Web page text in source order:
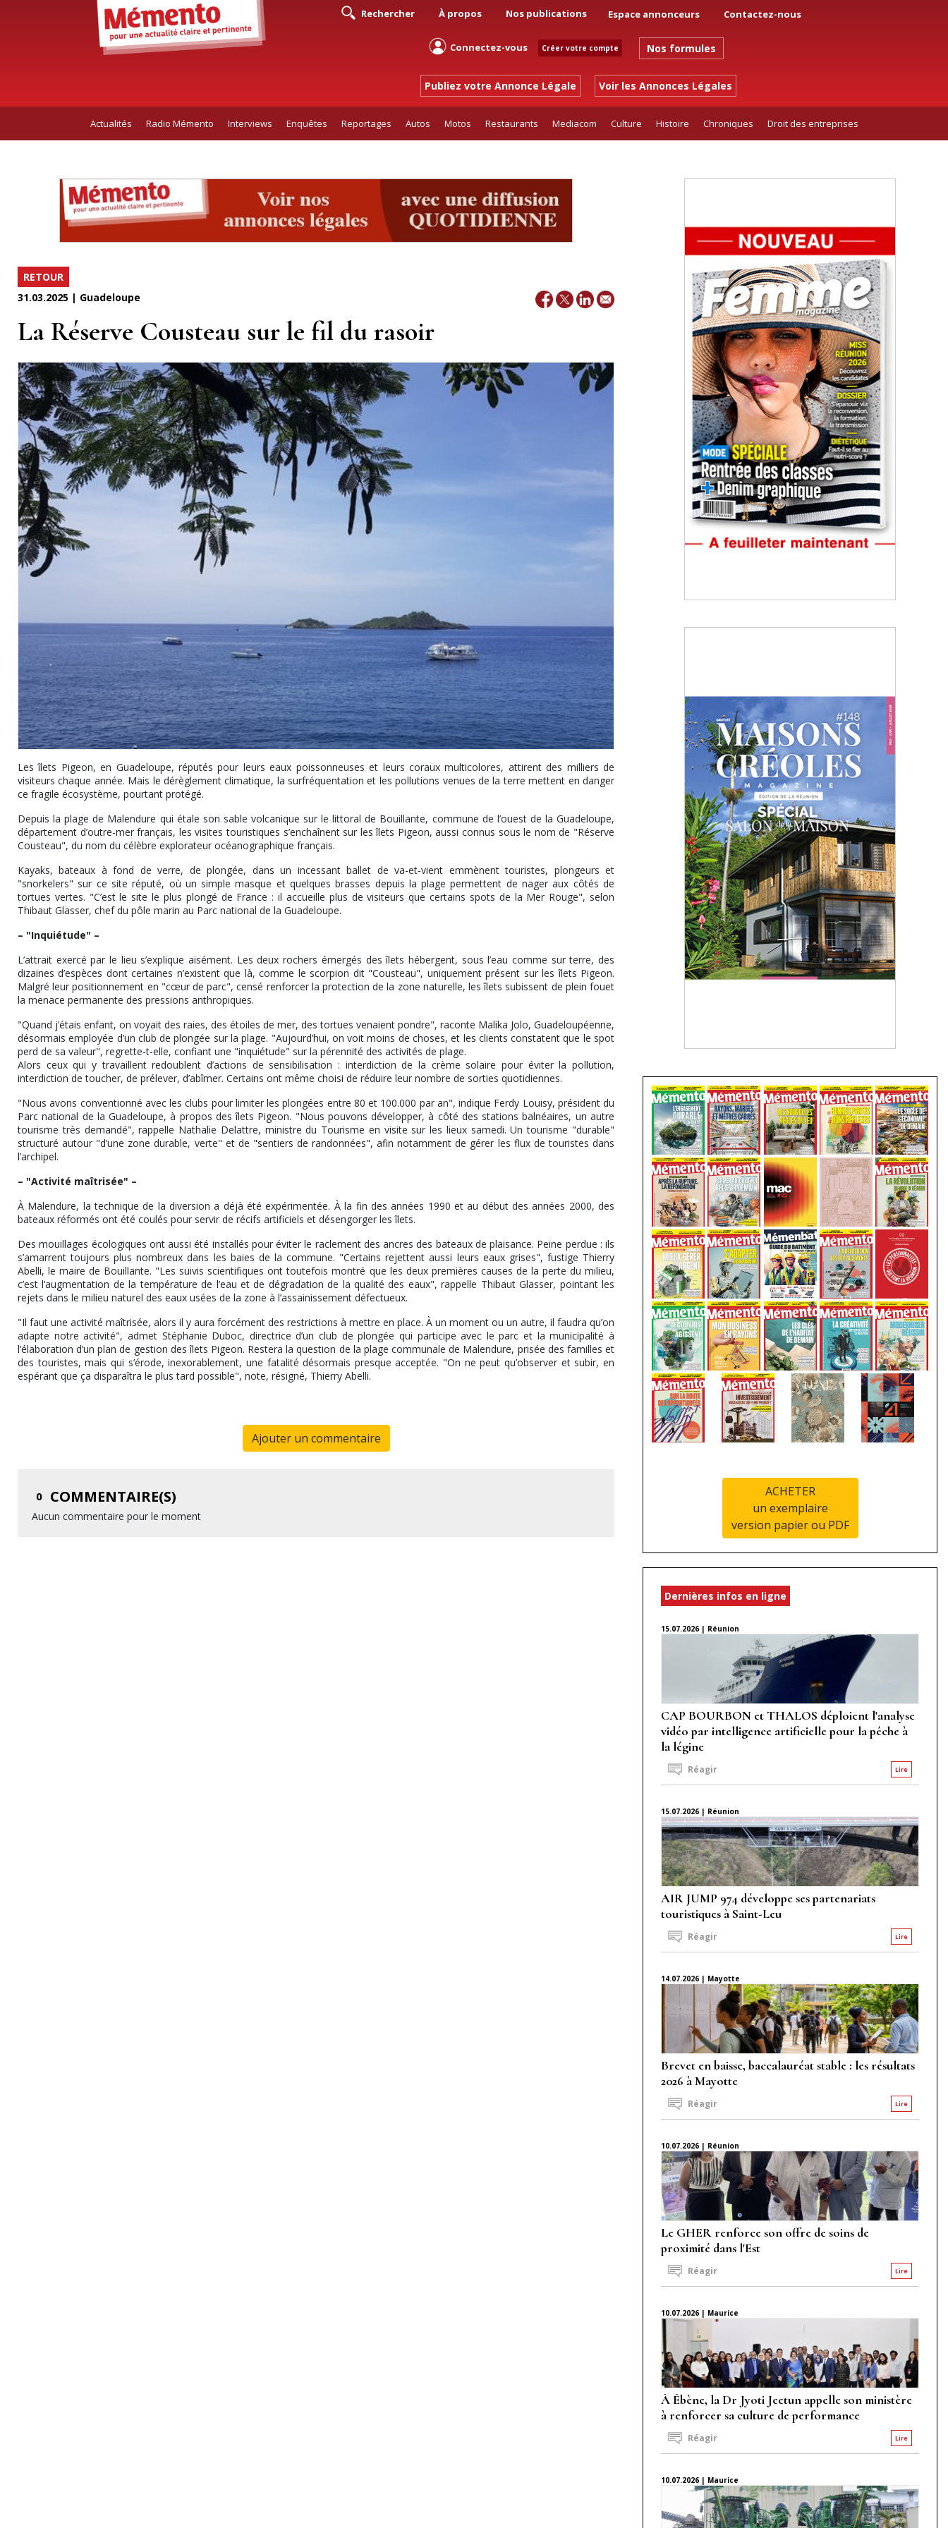
Rechercher À propos Nos publications Espace annonceurs Contactez-nous
Connectez-vous Créer votre compte Nos formules
Publiez votre Annonce Légale Voir les Annonces Légales
Actualités Radio Mémento Interviews Enquêtes Reportages Autos Motos Restaurants Mediacom Culture Histoire Chroniques Droit des entreprises
RETOUR
31.03.2025 | Guadeloupe
La Réserve Cousteau sur le fil du rasoir
Les îlets Pigeon, en Guadeloupe, réputés pour leurs eaux poissonneuses et leurs coraux multicolores, attirent des milliers de
visiteurs chaque année. Mais le dérèglement climatique, la surfréquentation et les pollutions venues de la terre mettent en danger
ce fragile écosystème, pourtant protégé.
Depuis la plage de Malendure qui étale son sable volcanique sur le littoral de Bouillante, commune de l’ouest de la Guadeloupe,
département d’outre-mer français, les visites touristiques s’enchaînent sur les îlets Pigeon, aussi connus sous le nom de "Réserve
Cousteau", du nom du célèbre explorateur océanographique français.
Kayaks, bateaux à fond de verre, de plongée, dans un incessant ballet de va-et-vient emmènent touristes, plongeurs et
"snorkelers" sur ce site réputé, où un simple masque et quelques brasses depuis la plage permettent de nager aux côtés de
tortues vertes. "C’est le site le plus plongé de France : il accueille plus de visiteurs que certains spots de la Mer Rouge", selon
Thibaut Glasser, chef du pôle marin au Parc national de la Guadeloupe.
– "Inquiétude" –
L’attrait exercé par le lieu s’explique aisément. Les deux rochers émergés des îlets hébergent, sous l’eau comme sur terre, des
dizaines d’espèces dont certaines n’existent que là, comme le scorpion dit "Cousteau", uniquement présent sur les îlets Pigeon.
Malgré leur positionnement en "cœur de parc", censé renforcer la protection de la zone naturelle, les îlets subissent de plein fouet
la menace permanente des pressions anthropiques.
"Quand j’étais enfant, on voyait des raies, des étoiles de mer, des tortues venaient pondre", raconte Malika Jolo, Guadeloupéenne,
désormais employée d’un club de plongée sur la plage. "Aujourd’hui, on voit moins de choses, et les clients constatent que le spot
perd de sa valeur", regrette-t-elle, confiant une "inquiétude" sur la pérennité des activités de plage.
Alors ceux qui y travaillent redoublent d’actions de sensibilisation : interdiction de la crème solaire pour éviter la pollution,
interdiction de toucher, de prélever, d’abîmer. Certains ont même choisi de réduire leur nombre de sorties quotidiennes.
"Nous avons conventionné avec les clubs pour limiter les plongées entre 80 et 100.000 par an", indique Ferdy Louisy, président du
Parc national de la Guadeloupe, à propos des îlets Pigeon. "Nous pouvons développer, à côté des stations balnéaires, un autre
tourisme très demandé", rappelle Nathalie Delattre, ministre du Tourisme en visite sur les lieux samedi. Un tourisme "durable"
structuré autour "d’une zone durable, verte" et de "sentiers de randonnées", afin notamment de gérer les flux de touristes dans
l’archipel.
– "Activité maîtrisée" –
À Malendure, la technique de la diversion a déjà été expérimentée. À la fin des années 1990 et au début des années 2000, des
bateaux réformés ont été coulés pour servir de récifs artificiels et désengorger les îlets.
Des mouillages écologiques ont aussi été installés pour éviter le raclement des ancres des bateaux de plaisance. Peine perdue : ils
s’amarrent toujours plus nombreux dans les baies de la commune. "Certains rejettent aussi leurs eaux grises", fustige Thierry
Abelli, le maire de Bouillante. "Les suivis scientifiques ont toutefois montré que les deux premières causes de la perte du milieu,
c’est l’augmentation de la température de l’eau et de dégradation de la qualité des eaux", rappelle Thibaut Glasser, pointant les
rejets dans le milieu naturel des eaux usées de la zone à l’assainissement défectueux.
"Il faut une activité maîtrisée, alors il y aura forcément des restrictions à mettre en place. À un moment ou un autre, il faudra qu’on
adapte notre activité", admet Stéphanie Duboc, directrice d’un club de plongée qui participe avec le parc et la municipalité à
l’élaboration d’un plan de gestion des îlets Pigeon. Restera la question de la plage communale de Malendure, prisée des familles et
des touristes, mais qui s’érode, inexorablement, une fatalité désormais presque acceptée. "On ne peut qu’observer et subir, en
espérant que ça disparaîtra le plus tard possible", note, résigné, Thierry Abelli.
Ajouter un commentaire
0 COMMENTAIRE(S)
Aucun commentaire pour le moment
ACHETER
un exemplaire
version papier ou PDF
Dernières infos en ligne
15.07.2026 | Réunion
CAP BOURBON et THALOS déploient l'analyse
vidéo par intelligence artificielle pour la pêche à
la légine
Lire
Réagir
15.07.2026 | Réunion
AIR JUMP 974 développe ses partenariats
touristiques à Saint-Leu
Lire
Réagir
14.07.2026 | Mayotte
Brevet en baisse, baccalauréat stable : les résultats
2026 à Mayotte
Lire
Réagir
10.07.2026 | Réunion
Le GHER renforce son offre de soins de
proximité dans l'Est
Lire
Réagir
10.07.2026 | Maurice
À Ébène, la Dr Jyoti Jeetun appelle son ministère
à renforcer sa culture de performance
Lire
Réagir
10.07.2026 | Maurice